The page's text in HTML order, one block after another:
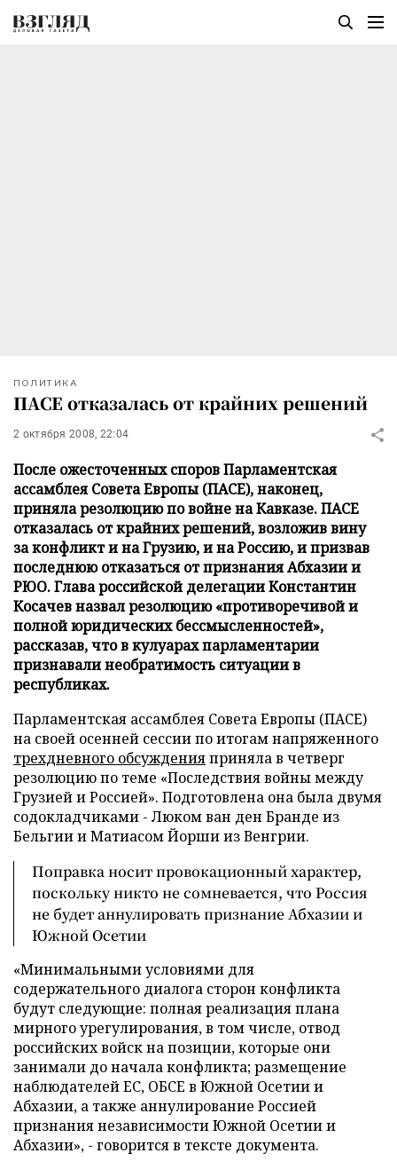
ПОЛИТИКА
ПАСЕ отказалась от крайних решений
2 октября 2008, 22:04
После ожесточенных споров Парламентская
ассамблея Совета Европы (ПАСЕ), наконец,
приняла резолюцию по войне на Кавказе. ПАСЕ
отказалась от крайних решений, возложив вину
за конфликт и на Грузию, и на Россию, и призвав
последнюю отказаться от признания Абхазии и
РЮО. Глава российской делегации Константин
Косачев назвал резолюцию «противоречивой и
полной юридических бессмысленностей»,
рассказав, что в кулуарах парламентарии
признавали необратимость ситуации в
республиках.
Парламентская ассамблея Совета Европы (ПАСЕ)
на своей осенней сессии по итогам напряженного
трехдневного обсужденияприняла в четверг
резолюцию по теме «Последствия войны между
Грузией и Россией». Подготовлена она была двумя
содокладчиками - Люком ван ден Бранде из
Бельгии и Матиасом Йорши из Венгрии.
Поправка носит провокационный характер,
поскольку никто не сомневается, что Россия
не будет аннулировать признание Абхазии и
Южной Осетии
«Минимальными условиями для
содержательного диалога сторон конфликта
будут следующие: полная реализация плана
мирного урегулирования, в том числе, отвод
российских войск на позиции, которые они
занимали до начала конфликта; размещение
наблюдателей ЕС, ОБСЕ в Южной Осетии и
Абхазии, а также аннулирование Россией
признания независимости Южной Осетии и
Абхазии», - говорится в тексте документа.